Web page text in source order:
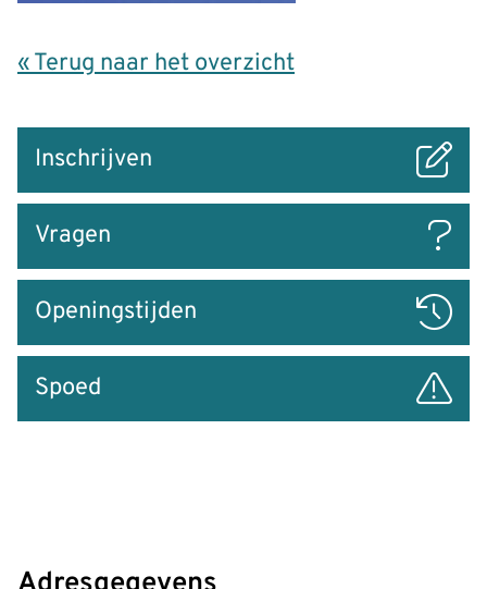
« Terug naar het overzicht
naar
Inschrijven
Vragen
Openingstijden
Spoed